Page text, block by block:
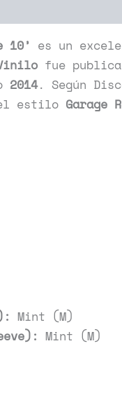
10’ es un
fue
2014. Según
estilo Garage
Mint (M)
Mint (M)